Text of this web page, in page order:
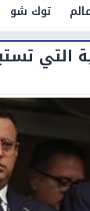
توك شو
التي